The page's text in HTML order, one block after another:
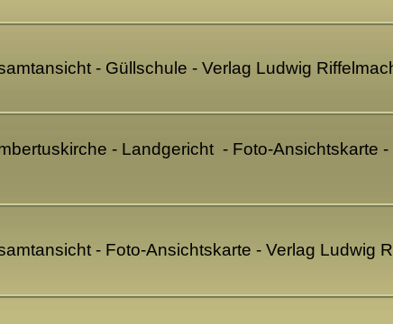
- Güllschule - Verlag Ludwig
- Landgericht - Foto-Ansichtskarte
- Foto-Ansichtskarte - Verlag Ludwig